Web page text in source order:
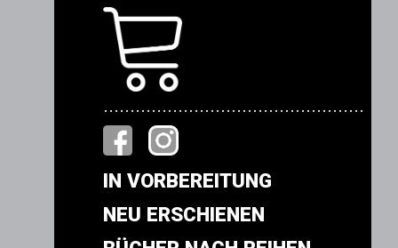
.................................................
IN VORBEREITUNG
NEU ERSCHIENEN